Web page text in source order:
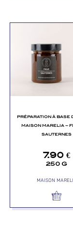
PRÉPARATION À BASE
MAISON MARELIA –
SAUTERNES
7.90 €
250 G
MAISON